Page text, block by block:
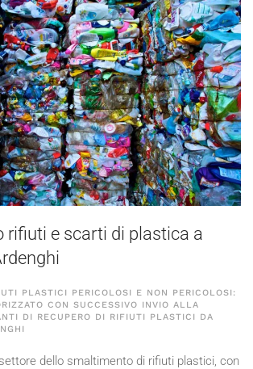
rifiuti e scarti di plastica a
PLASTICI PERICOLOSI E NON PERICOLOSI:
CON SUCCESSIVO INVIO ALLA
DI RECUPERO DI RIFIUTI PLASTICI DA
dello smaltimento di rifiuti plastici, con